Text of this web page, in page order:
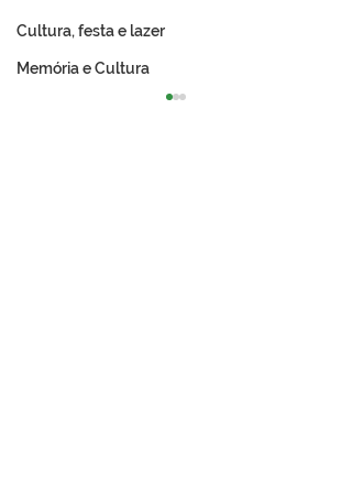
Cultura, festa e lazer
Memória e Cultura